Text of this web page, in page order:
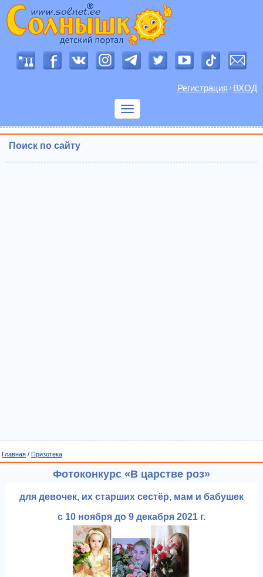
Регистрация / ВХОД
Показать
Поиск по сайту
Главная / Призотека
Фотоконкурс «В царстве роз»
для девочек, их старших сестёр, мам и бабушек
с 10 ноября до 9 декабря 2021 г.